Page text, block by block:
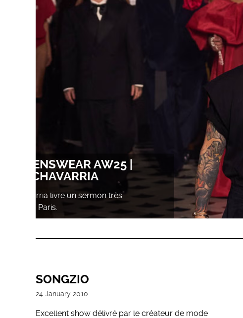
DEDICATE MAGAZINE
COCKTAIL AT DOVER YARD
Dedicate Magazine took over 1 Hotel Mayfair
during Frieze London
SONGZIO
24 January 2010
Excellent show délivré par le créateur de mode